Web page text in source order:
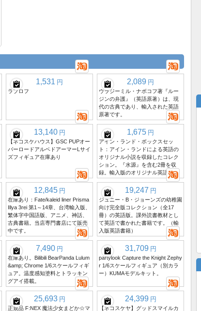
1,531 円
ラブロフ
2,089 円
ウラジーミル・ナボコフ著『ルー
ジンの弁護』（英語原著）は、現
代の古典であり、輸入された英語
原著です。
13,140 円
【ネコスケハウス】GSC PUPオー
バーロードアルベドアーマーLサイ
ズフィギュア在庫あり
1,675 円
アイン・ランド・ボックスセッ
ト：アイン・ランドによる英語の
オリジナル小説を収録したコレク
ション。『水源』を含む2冊を収
録。輸入版のオリジナル英語版。
12,845 円
在庫あり：Fate/kaleid liner Prisma
Illya 3rei 第1～14章、台湾輸入版、
繁体字中国語版、アニメ、神話、
古典書籍。当店専門書店にて販売
中です。
19,247 円
ジュニー・B・ジョーンズの幼稚園
向け完全版コレクション（全17
冊）の英語版。課外読書教材とし
て英語で書かれた書籍です。（輸
入版英語書籍）
7,490 円
在庫あり。Bilibili BearPanda Lulum
&amp; Chrome 1/6スケールフィギ
ュア。温度感知塗料とトラッキン
グアイ搭載。
31,709 円
partylook Capture the Knight Zephy
r 1/6スケールフィギュア（別カラ
ー）KUMAモデルキット。
25,693 円
正規品 F:NEX 魔法少女まどか☆マ
24,399 円
【ネコスケヤ】グッドスマイルカ